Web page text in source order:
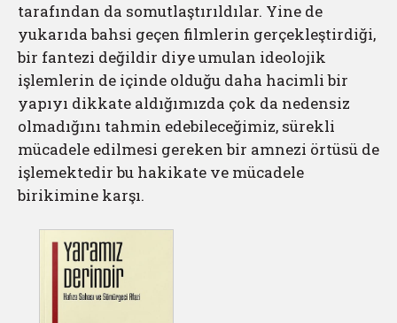
tarafından da somutlaştırıldılar. Yine de
yukarıda bahsi geçen filmlerin gerçekleştirdiği,
bir fantezi değildir diye umulan ideolojik
işlemlerin de içinde olduğu daha hacimli bir
yapıyı dikkate aldığımızda çok da nedensiz
olmadığını tahmin edebileceğimiz, sürekli
mücadele edilmesi gereken bir amnezi örtüsü de
işlemektedir bu hakikate ve mücadele
birikimine karşı.